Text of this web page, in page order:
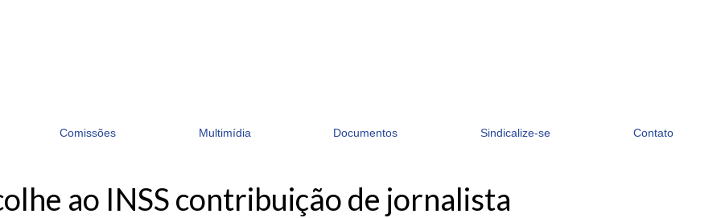
Comissões Multimídia Documentos Sindicalize-se Contato
ao INSS contribuição de jornalista